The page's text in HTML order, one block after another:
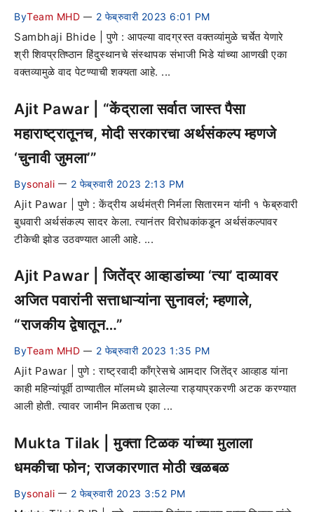
ByTeam MHD — 2 फेब्रुवारी 2023 6:01 PM
Sambhaji Bhide | पुणे : आपल्या वादग्रस्त वक्तव्यांमुळे चर्चेत येणारे
श्री शिवप्रतिष्ठान हिंदुस्थानचे संस्थापक संभाजी भिडे यांच्या आणखी एका
वक्तव्यामुळे वाद पेटण्याची शक्यता आहे. ...
Ajit Pawar | “केंद्राला सर्वात जास्त पैसा
महाराष्ट्रातूनच, मोदी सरकारचा अर्थसंकल्प म्हणजे
‘चुनावी जुमला’”
Bysonali — 2 फेब्रुवारी 2023 2:13 PM
Ajit Pawar | पुणे : केंद्रीय अर्थमंत्री निर्मला सितारमन यांनी १ फेब्रुवारी
बुधवारी अर्थसंकल्प सादर केला. त्यानंतर विरोधकांकडून अर्थसंकल्पावर
टीकेची झोड उठवण्यात आली आहे. ...
Ajit Pawar | जितेंद्र आव्हाडांच्या ‘त्या’ दाव्यावर
अजित पवारांनी सत्ताधाऱ्यांना सुनावलं; म्हणाले,
“राजकीय द्वेषातून…”
ByTeam MHD — 2 फेब्रुवारी 2023 1:35 PM
Ajit Pawar | पुणे : राष्ट्रवादी काँग्रेसचे आमदार जितेंद्र आव्हाड यांना
काही महिन्यांपूर्वी ठाण्यातील मॉलमध्ये झालेल्या राड्याप्रकरणी अटक करण्यात
आली होती. त्यावर जामीन मिळताच एका ...
Mukta Tilak | मुक्ता टिळक यांच्या मुलाला
धमकीचा फोन; राजकारणात मोठी खळबळ
Bysonali — 2 फेब्रुवारी 2023 3:52 PM